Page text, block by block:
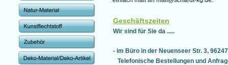
Geschäftszeiten
Wir sind für Sie da .....
- im Büro in der Neuenseer Str. 3,
Telefonische Bestellungen und